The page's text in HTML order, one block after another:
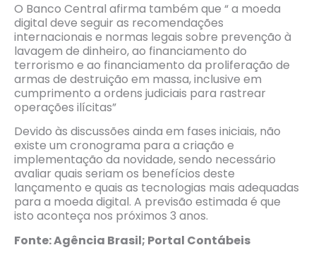
O Banco Central afirma também que “ a moeda
digital deve seguir as recomendações
internacionais e normas legais sobre prevenção à
lavagem de dinheiro, ao financiamento do
terrorismo e ao financiamento da proliferação de
armas de destruição em massa, inclusive em
cumprimento a ordens judiciais para rastrear
operações ilícitas”
Devido às discussões ainda em fases iniciais, não
existe um cronograma para a criação e
implementação da novidade, sendo necessário
avaliar quais seriam os benefícios deste
lançamento e quais as tecnologias mais adequadas
para a moeda digital. A previsão estimada é que
isto aconteça nos próximos 3 anos.
Fonte: Agência Brasil; Portal Contábeis